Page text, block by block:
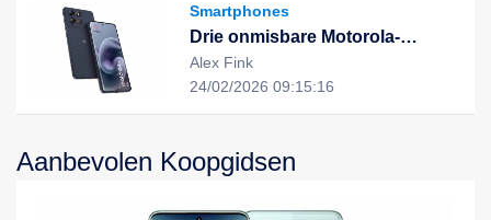
Smartphones
Drie onmisbare Motorola-
apparaten voor een slimme,
efficiënte en duurzame digitale
Alex Fink
24/02/2026 09:15:16
Aanbevolen Koopgidsen